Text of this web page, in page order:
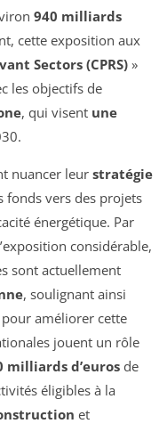
940 milliards
cette exposition aux
Sectors (CPRS) »
les objectifs de
, qui visent une
nuancer leur stratégie
fonds vers des projets
énergétique. Par
considérable,
sont actuellement
, soulignant ainsi
pour améliorer cette
jouent un rôle
milliards d’euros de
éligibles à la
et